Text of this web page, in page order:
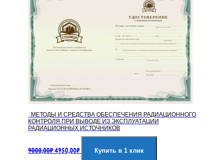
МЕТОДЫ И СРЕДСТВА ОБЕСПЕЧЕНИЯ РАДИАЦИОННОГО
КОНТРОЛЯ ПРИ ВЫВОДЕ ИЗ ЭКСПЛУАТАЦИИ
РАДИАЦИОННЫХ ИСТОЧНИКОВ
9000,00₽цена
4950,00₽цена:
Купить в 1 клик